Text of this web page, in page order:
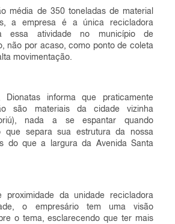
média de 350 toneladas de material
a empresa é a única recicladora
essa atividade no município de
não por acaso, como ponto de coleta
movimentação.
Dionatas informa que praticamente
são materiais da cidade vizinha
nada a se espantar quando
que separa sua estrutura da nossa
do que a largura da Avenida Santa
proximidade da unidade recicladora
o empresário tem uma visão
o tema, esclarecendo que ter mais